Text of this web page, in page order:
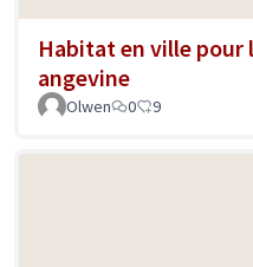
Habitat en ville pour
angevine
Olwen 0 9